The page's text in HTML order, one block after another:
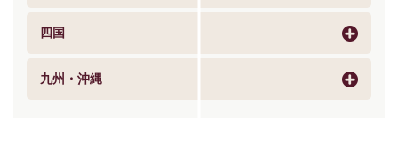
四国
九州・沖縄